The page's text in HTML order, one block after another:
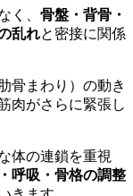
く、 骨盤・背骨・
乱れと密接に関係
骨まわり）の動き
肉がさらに緊張し
体の連鎖を重視
呼吸・骨格の調整